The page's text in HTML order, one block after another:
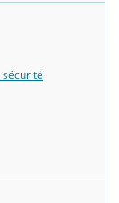
sécurité